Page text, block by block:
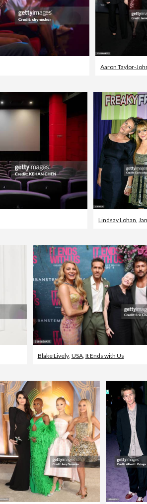
Lindsay Lohan
Blake Lively, USA, It Ends with Us